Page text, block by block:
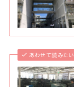
あわせて読みたい